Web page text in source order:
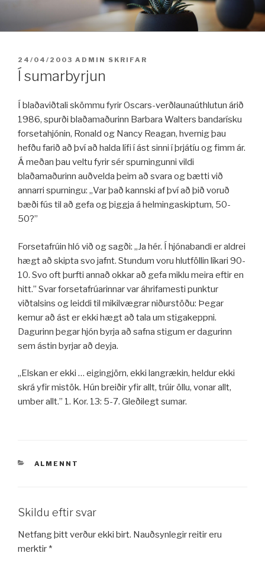
efni
BIRT:
24/04/2003 ADMIN SKRIFAR
Í sumarbyrjun
Í blaðaviðtali skömmu fyrir Oscars-verðlaunaúthlutun árið
1986, spurði blaðamaðurinn Barbara Walters bandarísku
forsetahjónin, Ronald og Nancy Reagan, hvernig þau
hefðu farið að því að halda lífi í ást sinni í þrjátíu og fimm ár.
Á meðan þau veltu fyrir sér spurningunni vildi
blaðamaðurinn auðvelda þeim að svara og bætti við
annarri spurningu: „Var það kannski af því að þið voruð
bæði fús til að gefa og þiggja á helmingaskiptum, 50-
50?”
Forsetafrúin hló við og sagði: „Ja hér. Í hjónabandi er aldrei
hægt að skipta svo jafnt. Stundum voru hlutföllin líkari 90-
10. Svo oft þurfti annað okkar að gefa miklu meira eftir en
hitt.” Svar forsetafrúarinnar var áhrifamesti punktur
viðtalsins og leiddi til mikilvægrar niðurstöðu: Þegar
kemur að ást er ekki hægt að tala um stigakeppni.
Dagurinn þegar hjón byrja að safna stigum er dagurinn
sem ástin byrjar að deyja.
„Elskan er ekki … eigingjörn, ekki langrækin, heldur ekki
skrá yfir mistök. Hún breiðir yfir allt, trúir öllu, vonar allt,
umber allt.” 1. Kor. 13: 5-7. Gleðilegt sumar.
VÖRUFLOKKAR
ALMENNT
Skildu eftir svar
Netfang þitt verður ekki birt. Nauðsynlegir reitir eru
merktir *